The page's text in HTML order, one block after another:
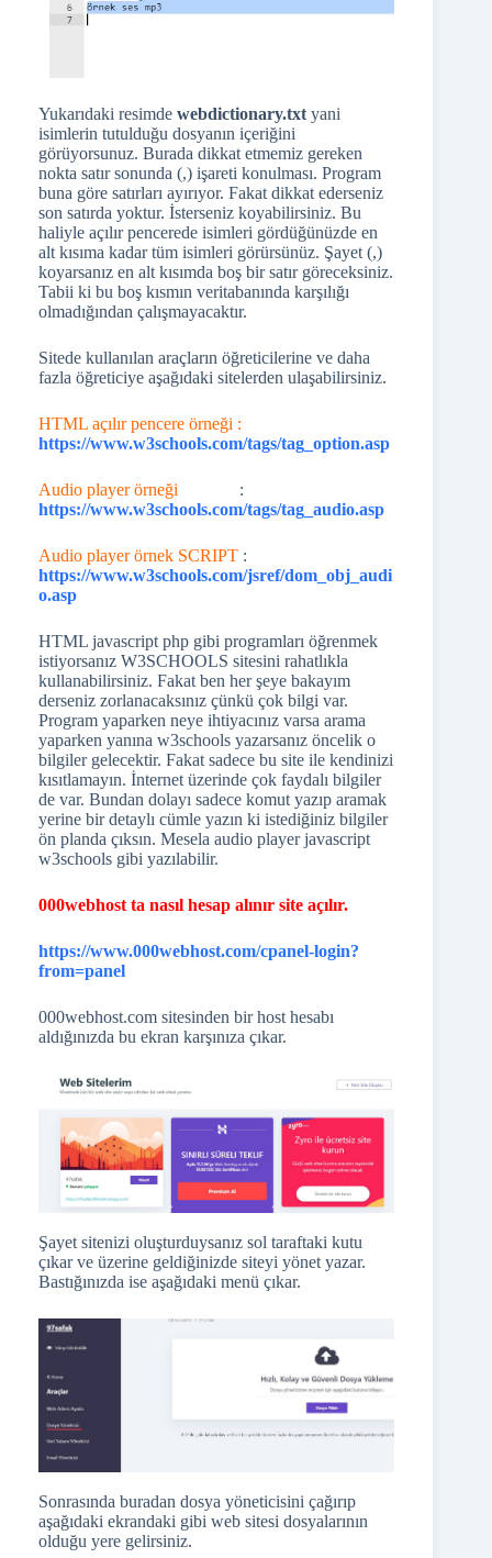
Yukarıdaki resimde webdictionary.txt yani
isimlerin tutulduğu dosyanın içeriğini
görüyorsunuz. Burada dikkat etmemiz gereken
nokta satır sonunda (,) işareti konulması. Program
buna göre satırları ayırıyor. Fakat dikkat ederseniz
son satırda yoktur. İsterseniz koyabilirsiniz. Bu
haliyle açılır pencerede isimleri gördüğünüzde en
alt kısıma kadar tüm isimleri görürsünüz. Şayet (,)
koyarsanız en alt kısımda boş bir satır göreceksiniz.
Tabii ki bu boş kısmın veritabanında karşılığı
olmadığından çalışmayacaktır.
Sitede kullanılan araçların öğreticilerine ve daha
fazla öğreticiye aşağıdaki sitelerden ulaşabilirsiniz.
HTML açılır pencere örneği :
https://www.w3schools.com/tags/tag_option.asp
Audio player örneği
:
https://www.w3schools.com/tags/tag_audio.asp
Audio player örnek SCRIPT :
https://www.w3schools.com/jsref/dom_obj_audi
o.asp
HTML javascript php gibi programları öğrenmek
istiyorsanız W3SCHOOLS sitesini rahatlıkla
kullanabilirsiniz. Fakat ben her şeye bakayım
derseniz zorlanacaksınız çünkü çok bilgi var.
Program yaparken neye ihtiyacınız varsa arama
yaparken yanına w3schools yazarsanız öncelik o
bilgiler gelecektir. Fakat sadece bu site ile kendinizi
kısıtlamayın. İnternet üzerinde çok faydalı bilgiler
de var. Bundan dolayı sadece komut yazıp aramak
yerine bir detaylı cümle yazın ki istediğiniz bilgiler
ön planda çıksın. Mesela audio player javascript
w3schools gibi yazılabilir.
000webhost ta nasıl hesap alınır site açılır.
https://www.000webhost.com/cpanel-login?
from=panel
000webhost.com sitesinden bir host hesabı
aldığınızda bu ekran karşınıza çıkar.
Şayet sitenizi oluşturduysanız sol taraftaki kutu
çıkar ve üzerine geldiğinizde siteyi yönet yazar.
Bastığınızda ise aşağıdaki menü çıkar.
Sonrasında buradan dosya yöneticisini çağırıp
aşağıdaki ekrandaki gibi web sitesi dosyalarının
olduğu yere gelirsiniz.